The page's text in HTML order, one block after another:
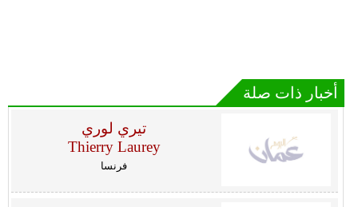
أخبار ذات صلة
تيري لوري
Thierry Laurey
فرنسا